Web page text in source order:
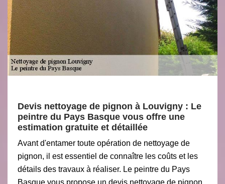
Devis nettoyage de pignon à Louvigny : Le
peintre du Pays Basque vous offre une
estimation gratuite et détaillée
Avant d'entamer toute opération de nettoyage de
pignon, il est essentiel de connaître les coûts et les
détails des travaux à réaliser. Le peintre du Pays
Basque vous propose un devis nettoyage de pignon